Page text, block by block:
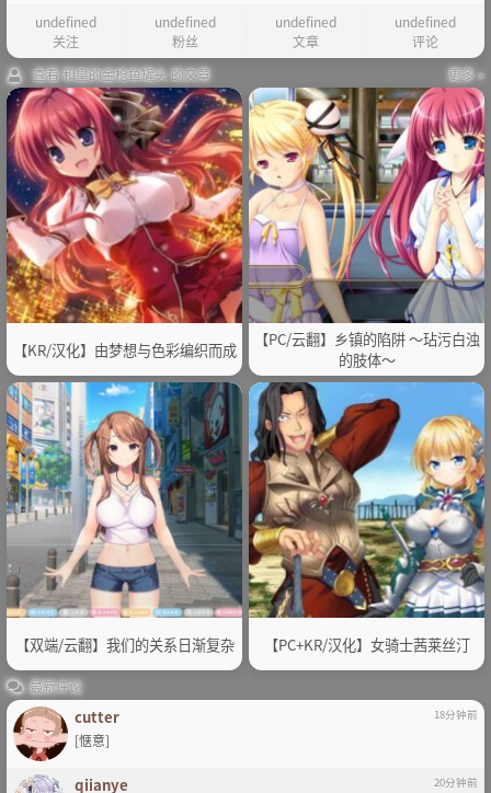
undefined
关注
undefined
粉丝
undefined
文章
undefined
评论
查看 和皇的金枪鱼罐头 的文章
更多 »
【KR/汉化】由梦想与色彩编织而成
【PC/云翻】乡镇的陷阱 ～玷污白浊
的肢体～
【双端/云翻】我们的关系日渐复杂 【PC+KR/汉化】女骑士茜莱丝汀
最新评论
cutter 18分钟前
[惬意]
qiianye 20分钟前